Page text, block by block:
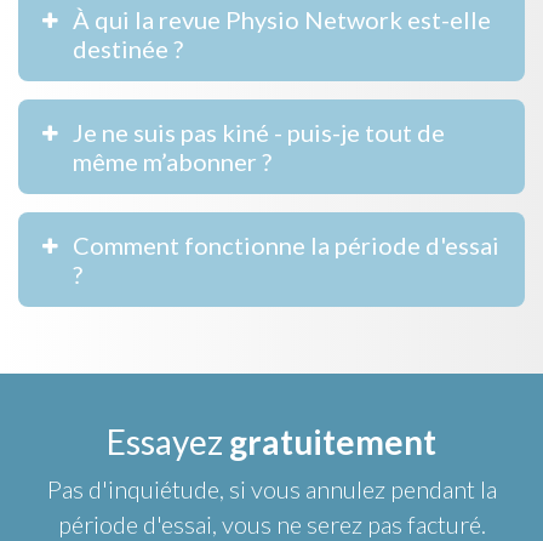
À qui la revue Physio Network est-elle
destinée ?
Je ne suis pas kiné - puis-je tout de
même m’abonner ?
Comment fonctionne la période d'essai
?
Essayez gratuitement
Pas d'inquiétude, si vous annulez pendant la
période d'essai, vous ne serez pas facturé.